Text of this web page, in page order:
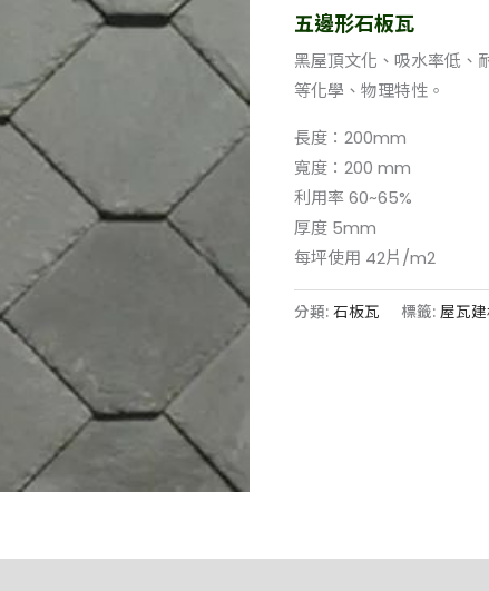
五邊形石板瓦
黑屋頂文化、吸水率低、
等化學、物理特性。
長度：200mm
寬度：200 mm
利用率 60~65%
厚度 5mm
每坪使用 42片/m2
分類: 石板瓦 標籤: 屋瓦